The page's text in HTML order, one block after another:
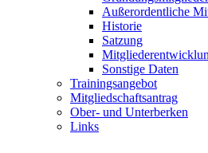
Außerordentliche
Historie
Satzung
Sonstige Daten
Trainingsangebot
Mitgliedschaftsantrag
Ober- und Unterberken
Links